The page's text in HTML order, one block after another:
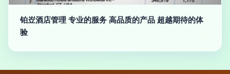
铂岦酒店管理 专业的服务 高品质的产品 超越期待的体
验